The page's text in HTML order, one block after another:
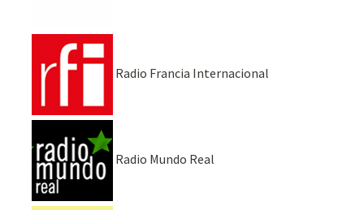
Radio Francia Internacional
Radio Mundo Real